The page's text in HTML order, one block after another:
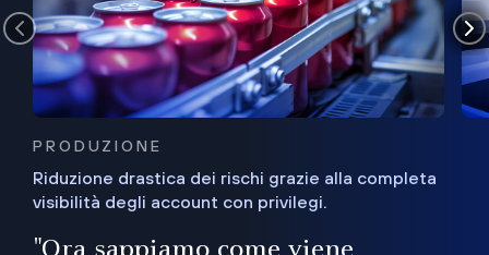
PRODUZIONE
Riduzione drastica dei rischi grazie alla completa
visibilità degli account con privilegi.